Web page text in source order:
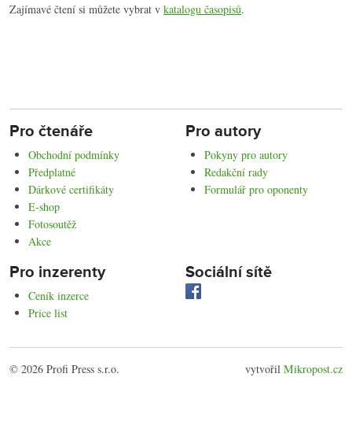
Zajímavé čtení si můžete vybrat v katalogu časopisů.
Pro čtenáře
Obchodní podmínky
Předplatné
Dárkové certifikáty
E-shop
Fotosoutěž
Akce
Pro autory
Pokyny pro autory
Redakční rady
Formulář pro oponenty
Pro inzerenty
Ceník inzerce
Price list
Sociální sítě
© 2026 Profi Press s.r.o. vytvořil Mikropost.cz